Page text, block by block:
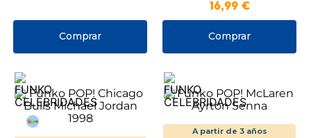
Comprar
16,99 €
Comprar
A partir de 3 años